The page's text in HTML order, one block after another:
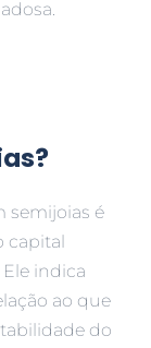
semijoias é
capital
indica
ao que
do